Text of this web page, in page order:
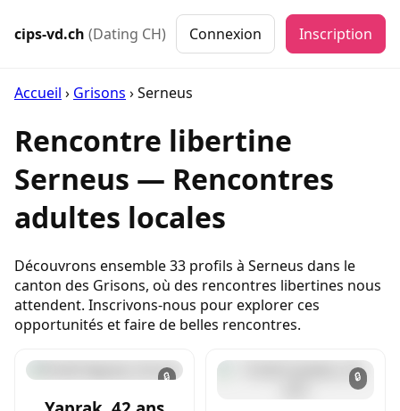
cips-vd.ch (Dating CH) Connexion Inscription
Accueil › Grisons ›Serneus
Rencontre libertine
Serneus — Rencontres
adultes locales
Découvrons ensemble 33 profils à Serneus dans le
canton des Grisons, où des rencontres libertines nous
attendent. Inscrivons-nous pour explorer ces
opportunités et faire de belles rencontres.
🔒 🔒